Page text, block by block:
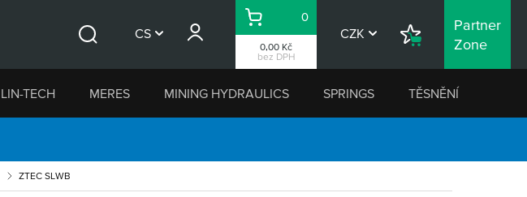
CS
0,00 Kč
bez DPH
Košík
0
CZK
Nákupní
Partner
Zone
LIN-TECH MERES MINING HYDRAULICS SPRINGS TĚSNĚNÍ
ZTEC SLWB